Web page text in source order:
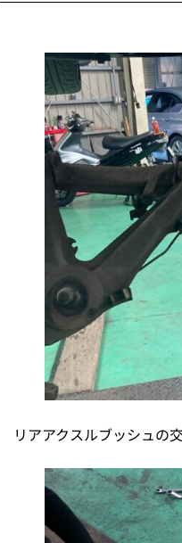
リアアクスルブッシュの